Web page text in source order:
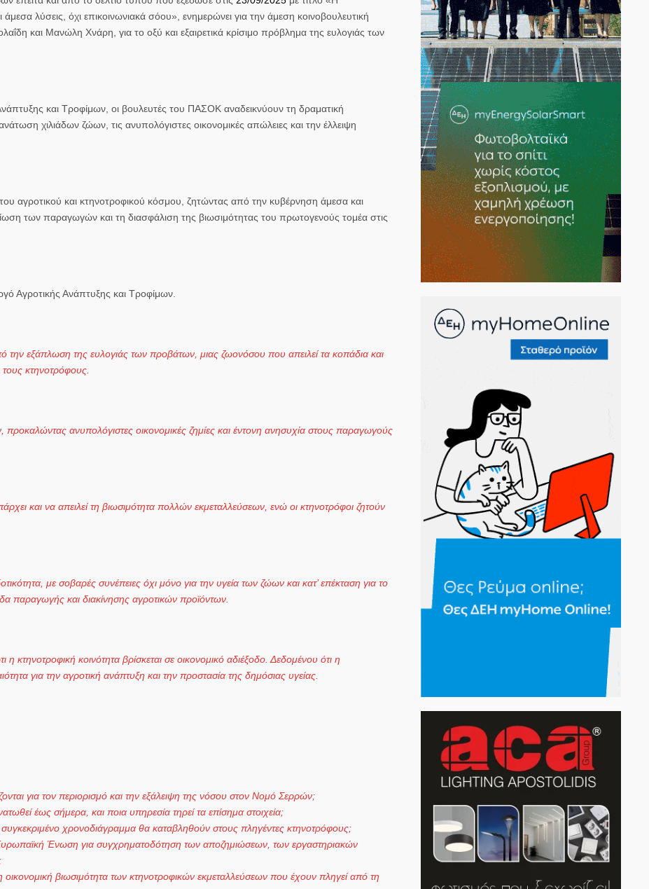
λύσεις, όχι επικοινωνιακά σόου», ενημερώνει για την άμεση κοινοβουλευτική
και Μανώλη Χνάρη, για το οξύ και εξαιρετικά κρίσιμο πρόβλημα της ευλογιάς των
και Τροφίμων, οι βουλευτές του ΠΑΣΟΚ αναδεικνύουν τη δραματική
χιλιάδων ζώων, τις ανυπολόγιστες οικονομικές απώλειες και την έλλειψη
αγροτικού και κτηνοτροφικού κόσμου, ζητώντας από την κυβέρνηση άμεσα και
των παραγωγών και τη διασφάλιση της βιωσιμότητας του πρωτογενούς τομέα στις
Αγροτικής Ανάπτυξης και Τροφίμων.
την εξάπλωση της ευλογιάς των προβάτων, μιας ζωονόσου που απειλεί τα κοπάδια και
τους κτηνοτρόφους.
ανυπολόγιστες οικονομικές ζημίες και έντονη ανησυχία στους παραγωγούς
και να απειλεί τη βιωσιμότητα πολλών εκμεταλλεύσεων, ενώ οι κτηνοτρόφοι ζητούν
με σοβαρές συνέπειες όχι μόνο για την υγεία των ζώων και κατ’ επέκταση για το
παραγωγής και διακίνησης αγροτικών προϊόντων.
κτηνοτροφική κοινότητα βρίσκεται σε οικονομικό αδιέξοδο. Δεδομένου ότι η
για την αγροτική ανάπτυξη και την προστασία της δημόσιας υγείας.
για τον περιορισμό και την εξάλειψη της νόσου στον Νομό Σερρών;
έως σήμερα, και ποια υπηρεσία τηρεί τα επίσημα στοιχεία;
χρονοδιάγραμμα θα καταβληθούν στους πληγέντες κτηνοτρόφους;
Ένωση για συγχρηματοδότηση των αποζημιώσεων, των εργαστηριακών
οικονομική βιωσιμότητα των κτηνοτροφικών εκμεταλλεύσεων που έχουν πληγεί από τη